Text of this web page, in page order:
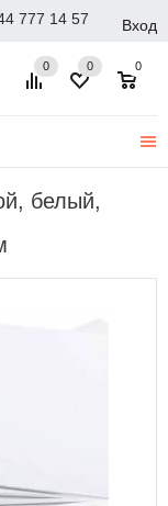
777 14 57 Вход
0 0
0
белый,